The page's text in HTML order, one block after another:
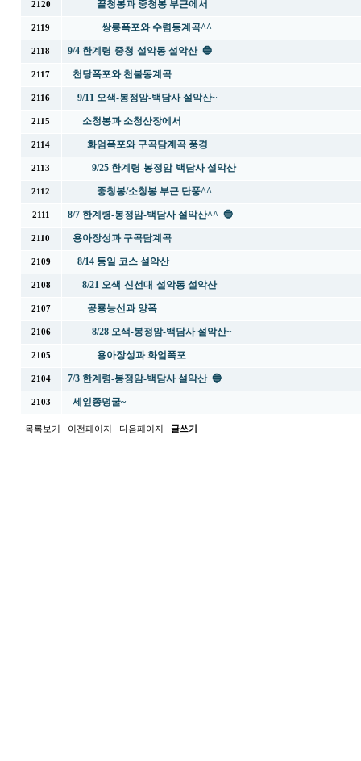
2120 끝청봉과 중청봉 부근에서
2119 쌍룡폭포와 수렴동계곡^^
2118 9/4 한계령-중청-설악동 설악산 🔵
2117 천당폭포와 천불동계곡
2116 9/11 오색-봉정암-백담사 설악산~
2115 소청봉과 소청산장에서
2114 화엄폭포와 구곡담계곡 풍경
2113 9/25 한계령-봉정암-백담사 설악산
2112 중청봉/소청봉 부근 단풍^^
2111 8/7 한계령-봉정암-백담사 설악산^^ 🔵
2110 용아장성과 구곡담계곡
2109 8/14 동일 코스 설악산
2108 8/21 오색-신선대-설악동 설악산
2107 공룡능선과 양폭
2106 8/28 오색-봉정암-백담사 설악산~
2105 용아장성과 화엄폭포
2104 7/3 한계령-봉정암-백담사 설악산 🔵
2103 세잎종덩굴~
목록보기 이전페이지 다음페이지 글쓰기